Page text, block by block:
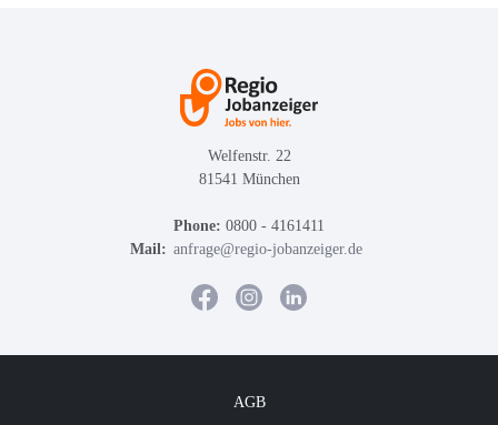
Welfenstr. 22
81541 München
Phone: 0800 - 4161411
Mail: anfrage@regio-jobanzeiger.de
AGB